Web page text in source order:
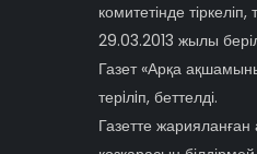
комитетінде
29.03.2013 жылы
Газет «Арқа
терiлiп, беттелді.
Газетте жарияланған